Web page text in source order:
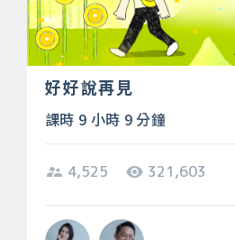
好好說再見
課時 9 小時 9 分鐘
4,525 321,603